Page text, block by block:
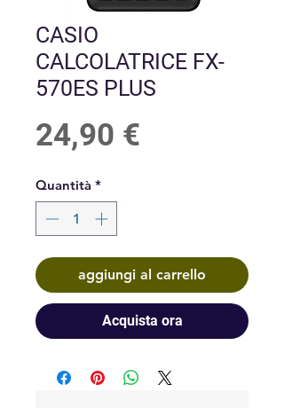
CASIO
CALCOLATRICE FX-
570ES PLUS
24,90 €
Quantità *
aggiungi al carrello
Acquista ora